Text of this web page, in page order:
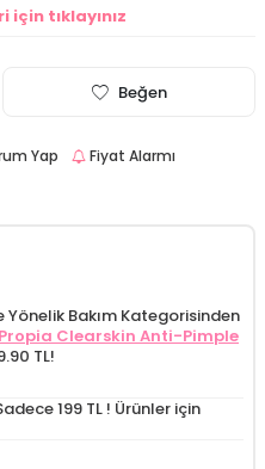
tıklayınız
Beğen
Yap Fiyat Alarmı
Yönelik Bakım Kategorisinden
Propia Clearskin Anti-Pimple
TL!
199 TL ! Ürünler için